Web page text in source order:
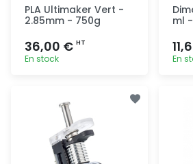
PLA Ultimaker Vert -
2.85mm - 750g
36,00 € HT
En stock
ml
En